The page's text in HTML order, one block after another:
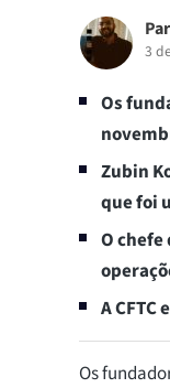
3
Os
Zubin
que foi
O chefe
A
Os